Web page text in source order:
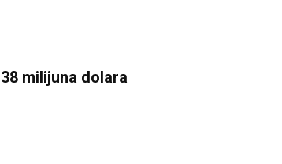
milijuna dolara